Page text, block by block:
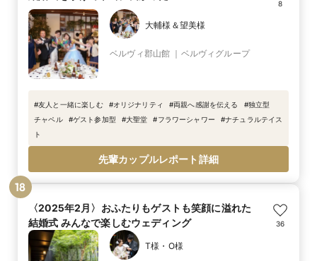
8
大輔様＆望美様
ベルヴィ郡山館 ｜ベルヴィグループ
#友人と一緒に楽しむ #オリジナリティ #両親へ感謝を伝える #独立型
チャペル
#ゲスト参加型 #大聖堂 #フラワーシャワー #ナチュラルテイス
ト
先輩カップルレポート詳細
18
〈2025年2月〉おふたりもゲストも笑顔に溢れた
結婚式 みんなで楽しむウェディング
36
T様・O様